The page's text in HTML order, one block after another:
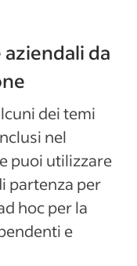
da
dei temi
nel
puoi utilizzare
partenza per
hoc per la
e